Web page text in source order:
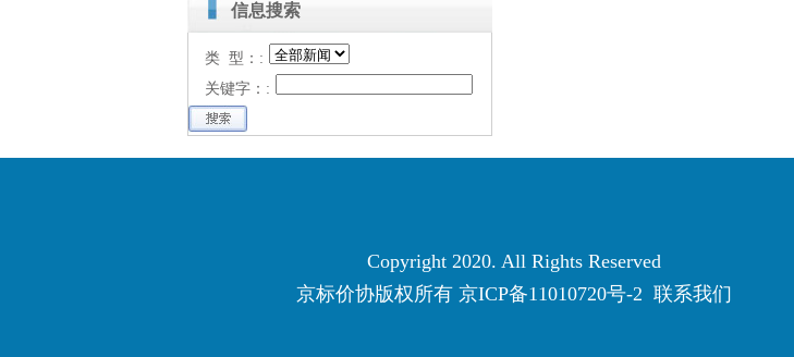
信息搜索
类 型：:
关键字：:
Copyright 2020. All Rights Reserved
京标价协版权所有 京ICP备11010720号-2 联系我们